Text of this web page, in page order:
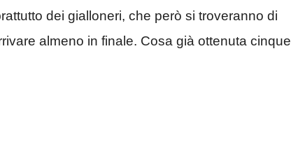
dei gialloneri, che però si troveranno di
almeno in finale. Cosa già ottenuta cinque